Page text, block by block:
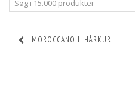
MOROCCANOIL HÅRKUR